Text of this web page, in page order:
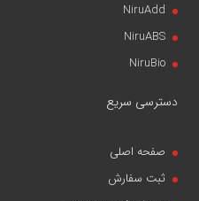
NiruAdd
NiruABS
NiruBio
دسترسی سریع
صفحه اصلی
ثبت سفارش